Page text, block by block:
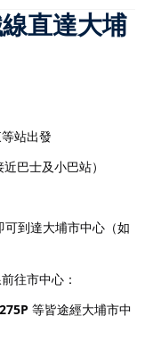
直達大埔
站出發
巴士及小巴站）
到達大埔市中心（如
往市中心：
等皆途經大埔市中